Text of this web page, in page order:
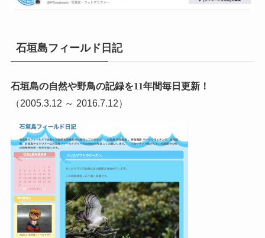
石垣島フィールド日記
石垣島の自然や野鳥の記録を11年間毎日更新！
（2005.3.12 ～ 2016.7.12）